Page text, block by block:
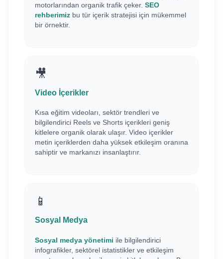
motorlarından organik trafik çeker. SEO
rehberimiz bu tür içerik stratejisi için mükemmel
bir örnektir.
🎥
Video İçerikler
Kısa eğitim videoları, sektör trendleri ve
bilgilendirici Reels ve Shorts içerikleri geniş
kitlelere organik olarak ulaşır. Video içerikler
metin içeriklerden daha yüksek etkileşim oranına
sahiptir ve markanızı insanlaştırır.
📱
Sosyal Medya
Sosyal medya yönetimi ile bilgilendirici
infografikler, sektörel istatistikler ve etkileşim